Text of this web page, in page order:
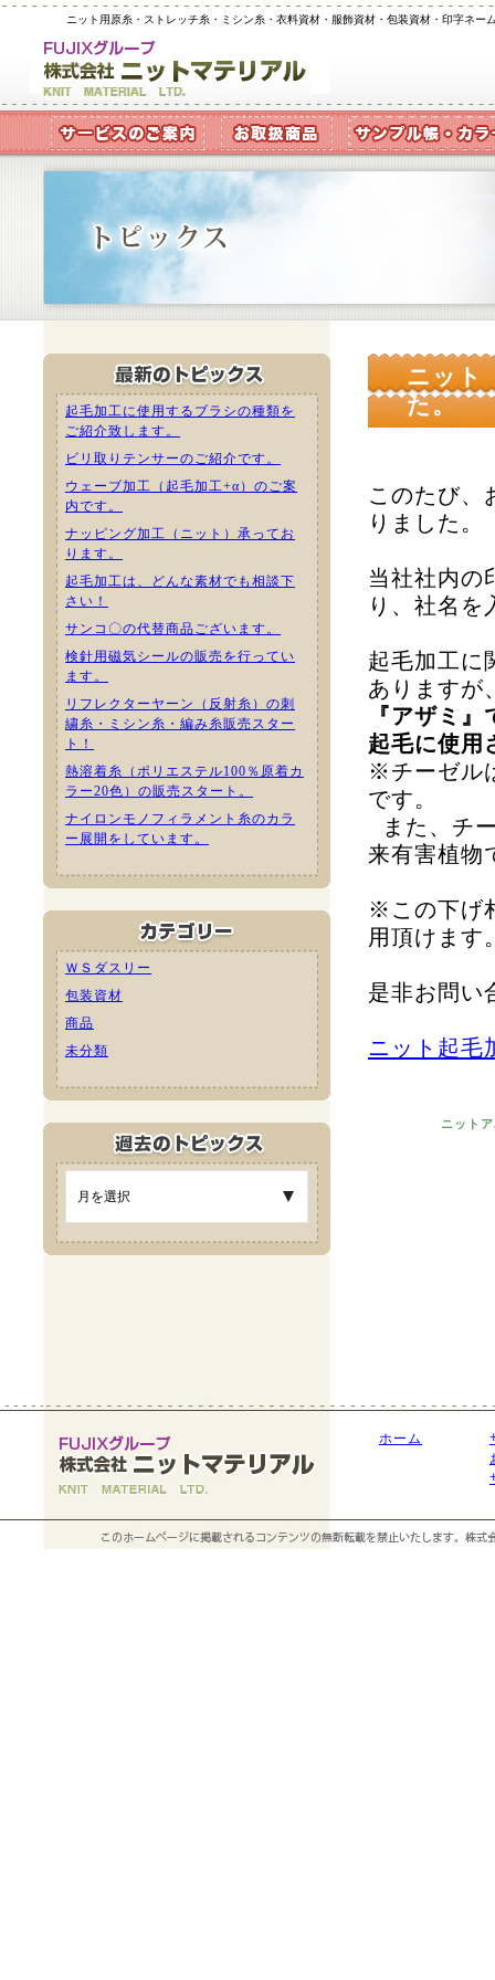
ニット用原糸・ストレッチ糸・ミシン糸・衣料資材・服飾資材・包装資材・印字ネ
起毛加工に使用するブラシの種類を
ご紹介致します。
ビリ取りテンサーのご紹介です。
ウェーブ加工（起毛加工+α）のご案
内です。
ナッピング加工（ニット）承ってお
ります。
起毛加工は、どんな素材でも相談下
さい！
サンコ〇の代替商品ございます。
検針用磁気シールの販売を行ってい
ます。
リフレクターヤーン（反射糸）の刺
繍糸・ミシン糸・編み糸販売スター
ト！
熱溶着糸（ポリエステル100％原着カ
ラー20色）の販売スタート。
ナイロンモノフィラメント糸のカラ
ー展開をしています。
ＷＳダスリー
包装資材
商品
未分類
ニット
た。
このたび、
りました 。
当社社内の
り、社名を
起毛加工に
ありますが
『アザミ
起毛に使用
※チーゼル
です。
また、チ
来有害植物
※この下げ
用頂けます
是非お問い
ニット起毛
ニット
ホーム